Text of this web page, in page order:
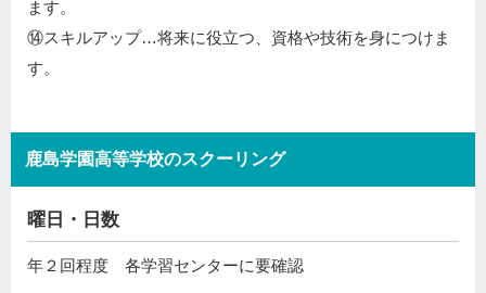
ます。
⑭スキルアップ…将来に役立つ、資格や技術を身につけま
す。
鹿島学園高等学校のスクーリング
曜日・日数
年２回程度 各学習センターに要確認